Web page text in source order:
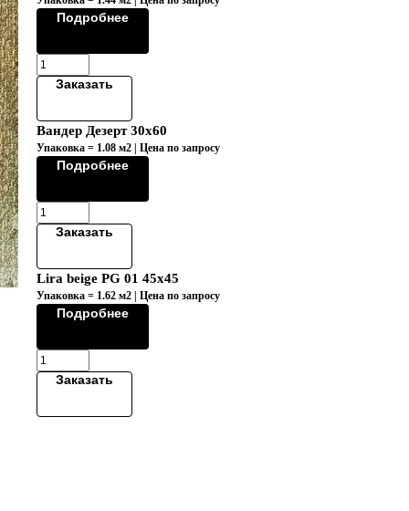
Подробнее
Заказать
Вандер Дезерт 30х60
Упаковка = 1.08 м2 | Цена по запросу
Подробнее
Заказать
Lira beige PG 01 45x45
Упаковка = 1.62 м2 | Цена по запросу
Подробнее
Заказать